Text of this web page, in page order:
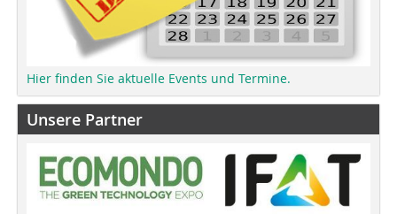
Hier finden Sie aktuelle Events und Termine.
Unsere Partner